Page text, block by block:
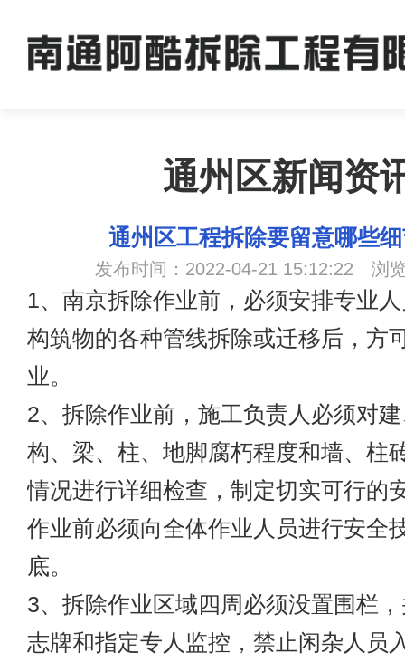
通州区新闻资
通州区工程拆除要留意哪些
发布时间：2022-04-21 15:12:22 浏
1、 南京拆除作业前，必须安排专业
构筑物的各种管线拆除或迁移后，方
业。
2、拆除作业前，施工负责人必须对
构、梁、柱、地脚腐朽程度和墙、柱
情况进行详细检查，制定切实可行的
作业前必须向全体作业人员进行安全
底。
3、拆除作业区域四周必须没置围栏
志牌和指定专人监控，禁止闲杂人员